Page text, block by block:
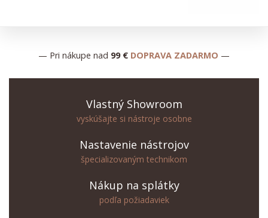
— Pri nákupe nad 99 € DOPRAVA ZADARMO —
Vlastný Showroom
vyskúšajte si nástroje osobne
Nastavenie nástrojov
špecializovaným technikom
Nákup na splátky
podľa požiadaviek